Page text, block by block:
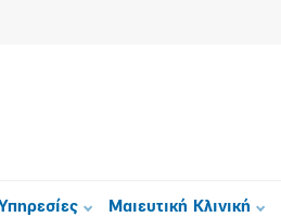
Υπηρεσίες Μαιευτική Κλινική